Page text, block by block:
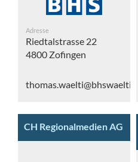
Adresse
Riedtalstrasse 22
4800 Zofingen
thomas.waelti@bhswaelti.ch
CH Regionalmedien AG